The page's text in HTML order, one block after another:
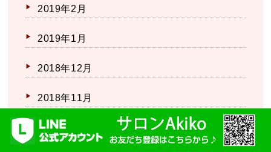
2019年2月
2019年1月
2018年12月
2018年11月
2018年10月